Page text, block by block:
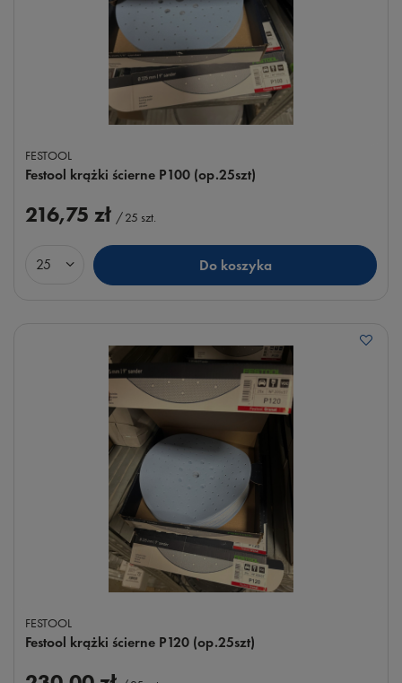
FESTOOL
Festool krążki ścierne P100 (op.25szt)
216,75 zł /25 szt.
Ilość produktów Do koszyka
FESTOOL
Festool krążki ścierne P120 (op.25szt)